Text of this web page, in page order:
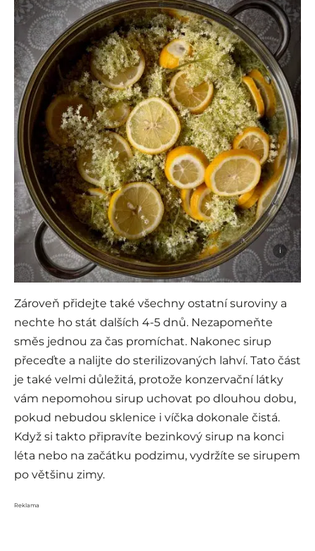
i
Zároveň přidejte také všechny ostatní suroviny a
nechte ho stát dalších 4-5 dnů. Nezapomeňte
směs jednou za čas promíchat. Nakonec sirup
přeceďte a nalijte do sterilizovaných lahví. Tato část
je také velmi důležitá, protože konzervační látky
vám nepomohou sirup uchovat po dlouhou dobu,
pokud nebudou sklenice i víčka dokonale čistá.
Když si takto připravíte bezinkový sirup na konci
léta nebo na začátku podzimu, vydržíte se sirupem
po většinu zimy.
Reklama